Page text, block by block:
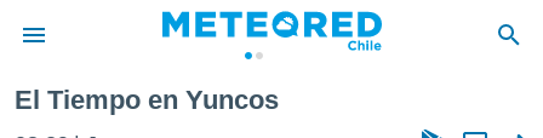
El Tiempo en Yuncos